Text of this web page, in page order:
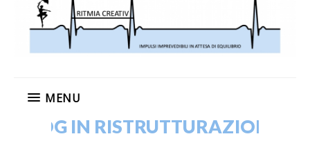
MENU
IN RISTRUTTURAZIONE!